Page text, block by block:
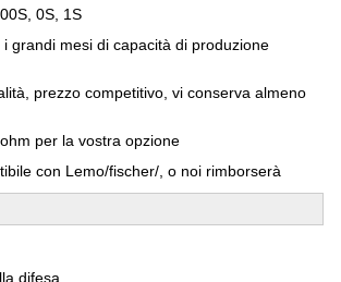
0S, 1S
i grandi mesi di capacità di produzione
prezzo competitivo, vi conserva almeno
per la vostra opzione
con Lemo/fischer/, o noi rimborserà
difesa